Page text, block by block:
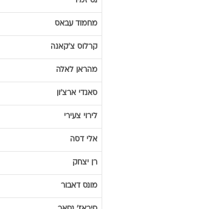
מחמוד עבאס
קרלוס צ'קאנה
מהראן לאלה
סאנדי ארצ'ון
לירוי צעירי
אלי דסה
רן יצחק
מונס דאבור